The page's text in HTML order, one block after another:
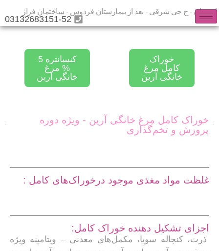
اصفهان - خ جی شرقی - بعد از بیمارستان فردوس - ساختمان فراز
03132683151-52
خوراک
کامل مرغ
خانگی آرین
کنسانتره 5
% مرغ
خانگی آرین
خوراک کامل مرغ خانگی آرین - ویژه دوره
پرورش و تخم‌گذاری
غلظت مواد مغذی موجود درخوراک‌های کامل :
اجزای تشکیل دهنده خوراک کامل:
ذرت، کنجاله سویا، مکمل‌های معدنی – ویتامینه ویژه